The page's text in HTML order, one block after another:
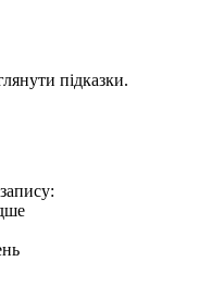
підказки.